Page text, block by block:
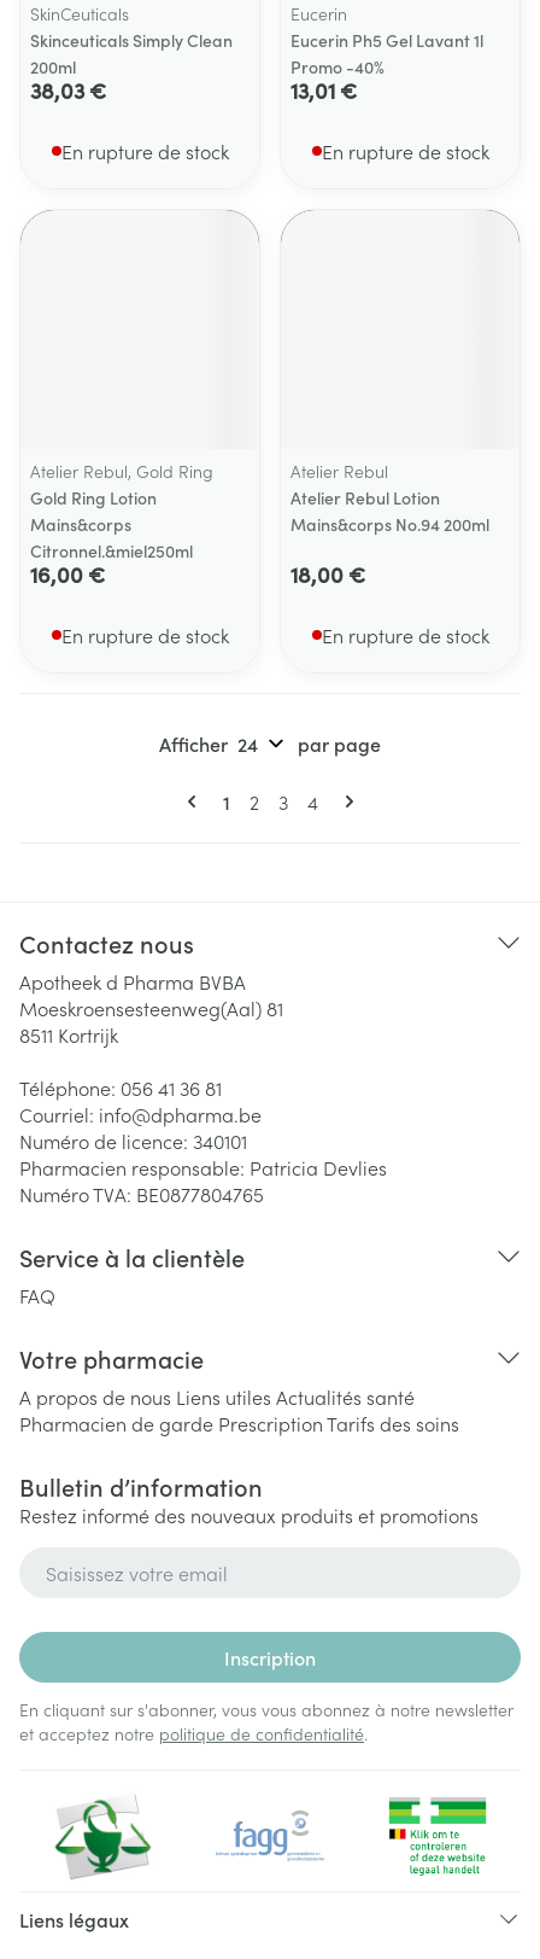
SkinCeuticals
Skinceuticals Simply Clean
200ml
38,03 €
En rupture de stock
Eucerin
Eucerin Ph5 Gel Lavant 1l
Promo -40%
13,01 €
En rupture de stock
Atelier Rebul, Gold Ring
Gold Ring Lotion
Mains&corps
Citronnel.&miel250ml
16,00 €
En rupture de stock
Atelier Rebul
Atelier Rebul Lotion
Mains&corps No.94 200ml
18,00 €
En rupture de stock
Pages
Vous lisez actuellement la page
1 Page
2 Page
3 Page
4
Afficher par page
Contactez nous
Apotheek d Pharma BVBA
Moeskroensesteenweg(Aal) 81
8511 Kortrijk
Téléphone: 056 41 36 81
Courriel: info@dpharma.be
Numéro de licence: 340101
Pharmacien responsable: Patricia Devlies
Numéro TVA: BE0877804765
Service à la clientèle
FAQ
Votre pharmacie
A propos de nous Liens utiles Actualités santé
Pharmacien de garde PrescriptionTarifs des soins
Bulletin d’information
Restez informé des nouveaux produits et promotions
Inscription
En cliquant sur s'abonner, vous vous abonnez à notre newsletter
et acceptez notre politique de confidentialité.
Liens légaux